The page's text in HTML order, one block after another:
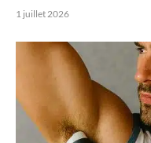
1 juillet 2026